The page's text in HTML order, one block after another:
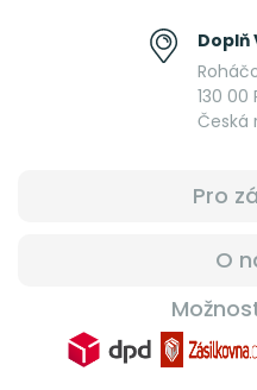
Doplň
130 00
Česká
Pro
O